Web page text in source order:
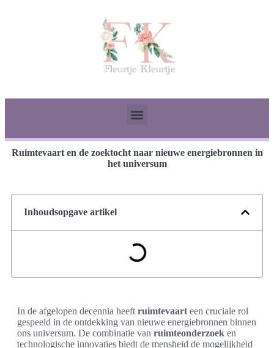
Ruimtevaart en de zoektocht naar nieuwe energiebronnen in
het universum
Inhoudsopgave artikel
In de afgelopen decennia heeft ruimtevaart een cruciale rol
gespeeld in de ontdekking van nieuwe energiebronnen binnen
ons universum. De combinatie van ruimteonderzoek en
technologische innovaties biedt de mensheid de mogelijkheid